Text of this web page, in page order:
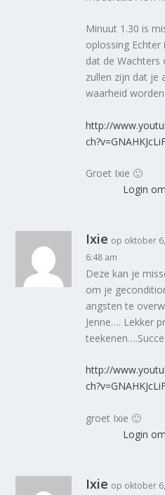
Minuut 1.30 is
oplossing Echter
dat de Wachters
zullen zijn dat je
waarheid worden
http://
Groet Ixie 🙂
Login
Ixie op oktober
6:48 am
Deze kan je
om je
angsten te
Jenne…. Lekker
http://
groet Ixie 🙂
Login
Ixie op oktober